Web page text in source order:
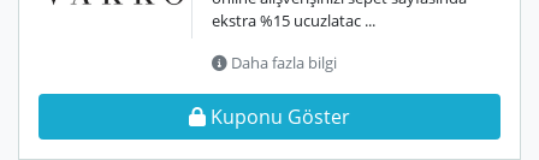
ekstra %15 ucuzlatac ...
Daha fazla bilgi
Kuponu Göster